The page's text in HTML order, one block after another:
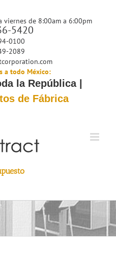
viernes de 8:00am a 6:00pm
5420
0100
2089
a todo México:
la República |
de Fábrica